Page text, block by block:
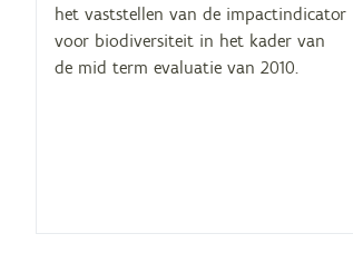
het vaststellen van de impactindicator
voor biodiversiteit in het kader van
de mid term evaluatie van 2010.